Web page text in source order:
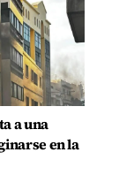
a una
en la